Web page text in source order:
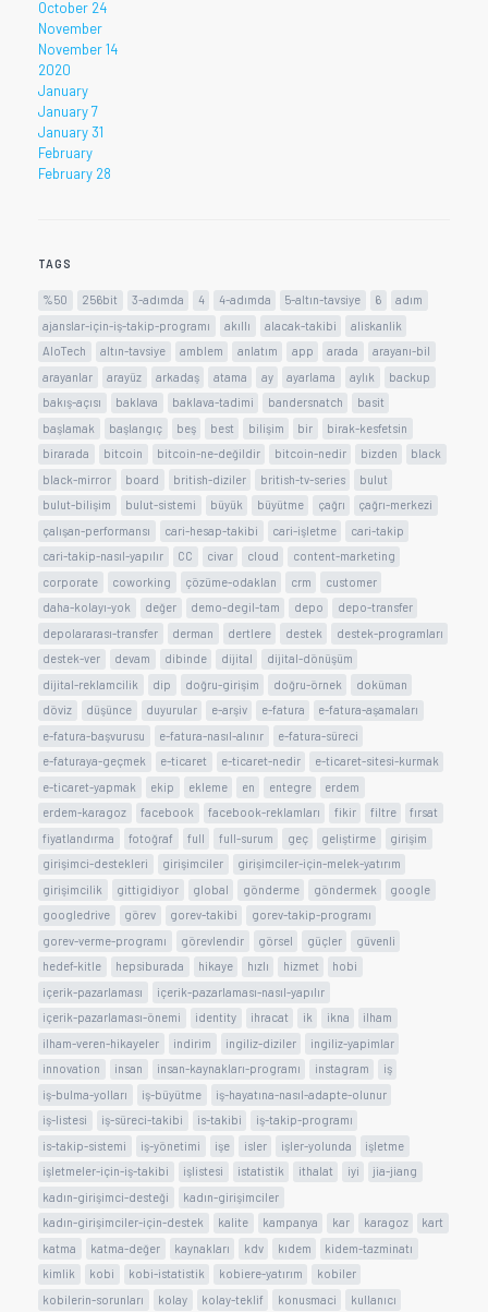
October 24
November
November 14
2020
January
January 7
January 31
February
February 28
TAGS
%50 256bit 3-adımda 4 4-adımda 5-altın-tavsiye 6
adım
ajanslar-için-iş-takip-programı
akıllı alacak-takibi
aliskanlik
AloTech
altın-tavsiye amblem anlatım app arada
arayanı-bil
arayanlar
arayüz arkadaş atama ay ayarlama aylık
backup
bakış-açısı
baklava baklava-tadimi bandersnatch
basit
başlamak
başlangıç beş best bilişim bir
birak-kesfetsin
birarada
bitcoin bitcoin-ne-değildir bitcoin-nedir bizden
black
black-mirror
board british-diziler british-tv-series
bulut
bulut-bilişim
bulut-sistemi büyük büyütme çağrı
çağrı-merkezi
çalışan-performansı
cari-hesap-takibi cari-işletme
cari-takip
cari-takip-nasıl-yapılır
CC civar cloud
content-marketing
corporate
coworking çözüme-odaklan crm
customer
daha-kolayı-yok
değer demo-degil-tam depo
depo-transfer
depolararası-transfer
derman dertlere destek
destek-programları
destek-ver
devam dibinde dijital
dijital-dönüşüm
dijital-reklamcilik
dip doğru-girişim doğru-örnek
doküman
döviz
düşünce duyurular e-arşiv e-fatura
e-fatura-aşamaları
e-fatura-başvurusu
e-fatura-nasıl-alınır
e-fatura-süreci
e-faturaya-geçmek
e-ticaret e-ticaret-nedir
e-ticaret-sitesi-kurmak
e-ticaret-yapmak
ekip ekleme en entegre
erdem
erdem-karagoz
facebook facebook-reklamları fikir filtre
fırsat
fiyatlandırma
fotoğraf full full-surum geç geliştirme
girişim
girişimci-destekleri
girişimciler
girişimciler-için-melek-yatırım
girişimcilik
gittigidiyor global gönderme göndermek
google
googledrive
görev gorev-takibi
gorev-takip-programı
gorev-verme-programı
görevlendir görsel güçler
güvenli
hedef-kitle
hepsiburada hikaye hızlı hizmet
hobi
içerik-pazarlaması
içerik-pazarlaması-nasıl-yapılır
içerik-pazarlaması-önemi
identity ihracat ik ikna
ilham
ilham-veren-hikayeler
indirim ingiliz-diziler
ingiliz-yapimlar
innovation
insan insan-kaynakları-programı instagram
iş
iş-bulma-yolları
iş-büyütme
iş-hayatına-nasıl-adapte-olunur
iş-listesi
iş-süreci-takibi is-takibi
iş-takip-programı
is-takip-sistemi
iş-yönetimi işe isler işler-yolunda
işletme
işletmeler-için-iş-takibi
işlistesi istatistik ithalat iyi
jia-jiang
kadın-girişimci-desteği
kadın-girişimciler
kadın-girişimciler-için-destek
kalite kampanya kar karagoz
kart
katma
katma-değer kaynakları kdv kıdem
kidem-tazminatı
kimlik
kobi kobi-istatistik kobiere-yatırım
kobiler
kobilerin-sorunları
kolay kolay-teklif konusmaci
kullanıcı